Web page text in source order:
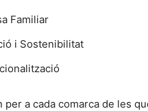
Familiar
i Sostenibilitat
per a cada comarca de les